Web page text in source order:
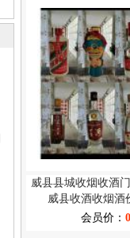
威县县城收烟收酒
威县收酒收烟酒
会员价：